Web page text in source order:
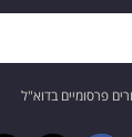
פרסומיים בדוא"ל